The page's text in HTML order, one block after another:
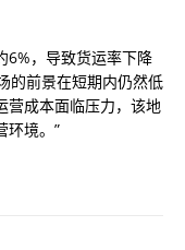
6%，导致货运率下降
的前景在短期内仍然低
营成本面临压力，该地
环境。”